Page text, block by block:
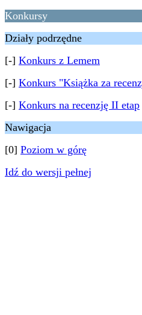
Konkursy
Działy podrzędne
[-] Konkurs z Lemem
[-] Konkurs "Książka za
[-] Konkurs na recenzję II etap
Nawigacja
[0] Poziom w górę
Idź do wersji pełnej